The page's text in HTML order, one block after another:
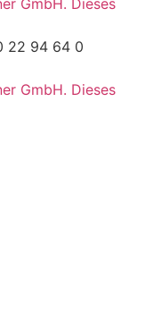
22 94 64 0